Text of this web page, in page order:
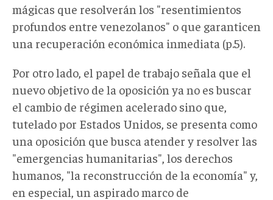
mágicas que resolverán los "resentimientos
profundos entre venezolanos" o que garanticen
una recuperación económica inmediata (p.5).
Por otro lado, el papel de trabajo señala que el
nuevo objetivo de la oposición ya no es buscar
el cambio de régimen acelerado sino que,
tutelado por Estados Unidos, se presenta como
una oposición que busca atender y resolver las
"emergencias humanitarias", los derechos
humanos, "la reconstrucción de la economía" y,
en especial, un aspirado marco de